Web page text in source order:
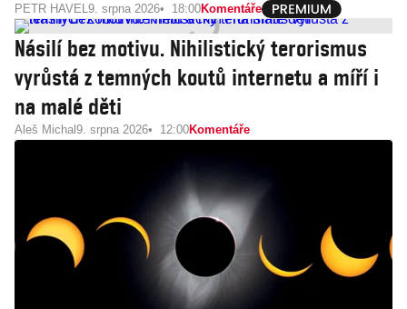
PETR HAVEL9. srpna 2026 18:00Komentáře
Násilí bez motivu. Nihilistický terorismus
vyrůstá z temných koutů internetu a míří i
na malé děti
Aleš Michal 9. srpna 2026 12:00Komentáře